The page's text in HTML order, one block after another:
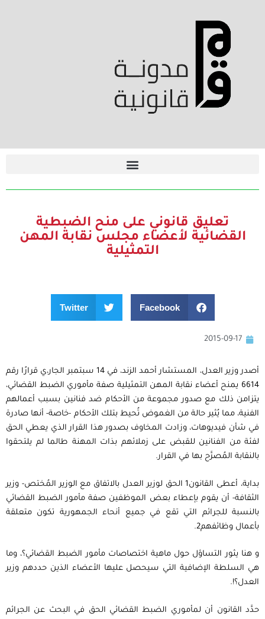
تعليق قانوني على منح الضبطية
القضائية لأعضاء مجلس نقابة المهن
التمثيلية
Facebook
Twitter
2015-09-17
أصدر وزير العدل، المستشار أحمد الزند، في 14 سبتمبر الجار،ي قرارًا رقم
6614 يمنح أعضاء نقابة المهن التمثيلية صفة مأموري الضبط القضائي،
يتزامن ذلك مع صدور مجموعة من الأحكام ضد فنانين بسبب أعمالهم
الفنية، مما يُثير حالة من الغموض تُحيط بتلك الأحكام -خاصة- أنها صادرة
في شأن فيديوهات، وزادت المخاوف بصدور هذا القرار الذي يعطي الحق
لفئة من الفنانين للقبض على زملائهم بذات المهنة طالما لم يلتحقوا
بالنقابة المُصرَّح بها في القرار.
بداية، أعطى القانون1 الحق لوزير العدل بالاتفاق مع الوزير المُختص- وزير
الثقافة- أن يقوم بإعطاء بعض الموظفين صفة مأمور الضبط القضائي
بالنسبة للجرائم التي تقع في جميع أنحاء الجمهورية تكون متعلقة
بأعمال وظائفهم2.
و هنا يثور التساؤل حول ماهية اختصاصات مأمور الضبط القضائي؟، وما
هي السلطة الإضافية التي سيحصل عليها الأعضاء الذين حددهم وزير
العدل؟!.
حدَّد القانون أن لمأموري الضبط القضائي الحق في البحث عن الجرائم